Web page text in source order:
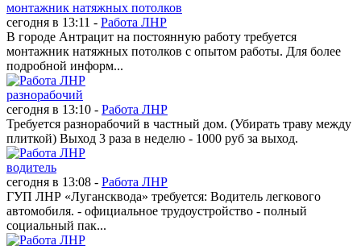
монтажник натяжных потолков
сегодня в 13:11 - Работа ЛНР
В городе Антрацит на постоянную работу требуется
монтажник натяжных потолков с опытом работы. Для более
подробной информ...
разнорабочий
сегодня в 13:10 - Работа ЛНР
Требуется разнорабочий в частный дом. (Убирать траву между
плиткой) Выход 3 раза в неделю - 1000 руб за выход.
водитель
сегодня в 13:08 - Работа ЛНР
ГУП ЛНР «Лугансквода» требуется: Водитель легкового
автомобиля. - официальное трудоустройство - полный
социальный пак...